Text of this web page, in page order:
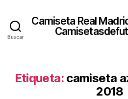
Buscar
Camiseta Real
Etiqueta: camiseta
2018